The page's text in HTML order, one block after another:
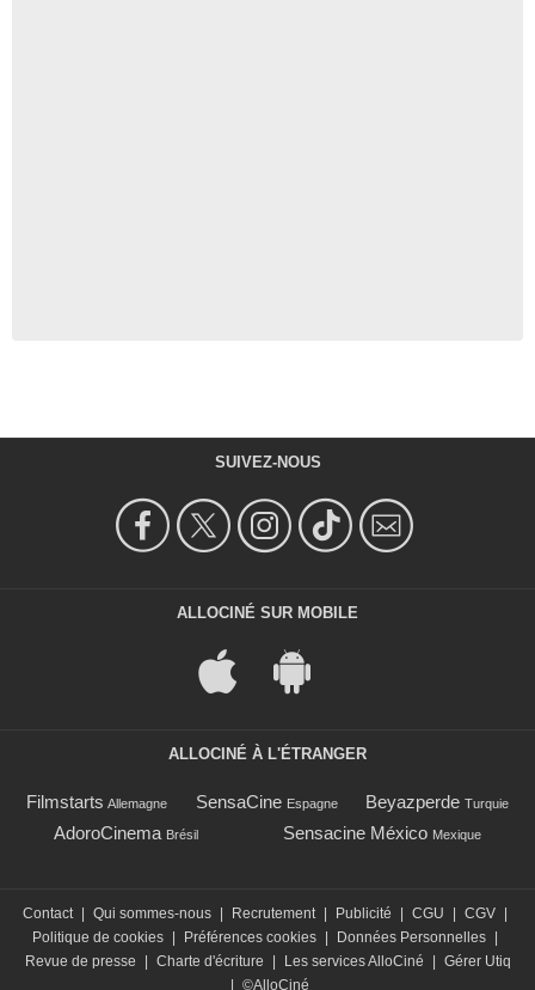
SUIVEZ-NOUS
ALLOCINÉ SUR MOBILE
ALLOCINÉ À L'ÉTRANGER
Filmstarts Allemagne SensaCine Espagne Beyazperde Turquie
AdoroCinema Brésil Sensacine México Mexique
Contact Qui sommes-nous Recrutement Publicité CGU CGV
Politique de cookies
Préférences cookies Données Personnelles
Revue de presse
Charte d'écriture Les services AlloCiné
Gérer Utiq
©AlloCiné